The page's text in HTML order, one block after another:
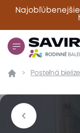
Prehľad
Posteľná